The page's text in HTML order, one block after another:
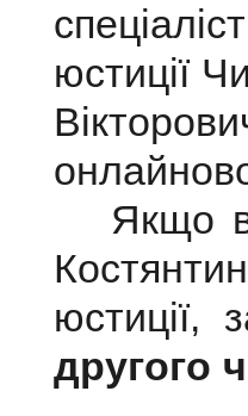
юстиції
Якщо ви
юстиції,
другого